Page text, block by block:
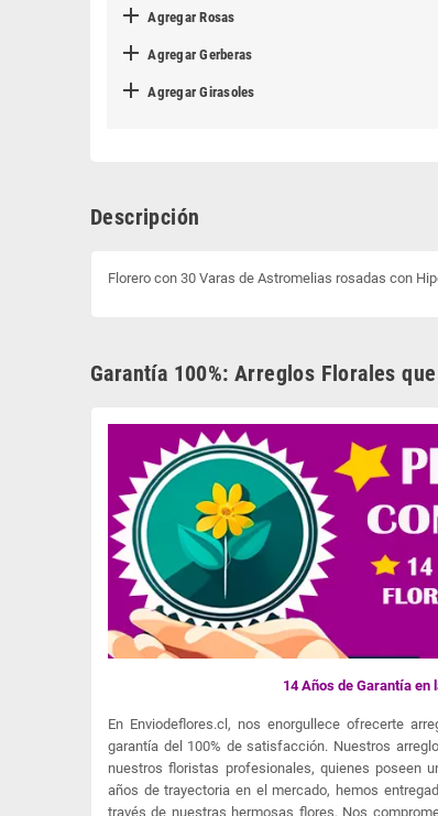
 Agregar Rosas
 Agregar Gerberas
 Agregar Girasoles
Descripción
Florero con 30 Varas de Astromelias rosadas con
Garantía 100%: Arreglos Florales
14 Años de Garantía en
En Enviodeflores.cl, nos enorgullece ofrecerte
garantía del 100% de satisfacción. Nuestros
nuestros floristas profesionales, quienes poseen
años de trayectoria en el mercado, hemos
través de nuestras hermosas flores. Nos